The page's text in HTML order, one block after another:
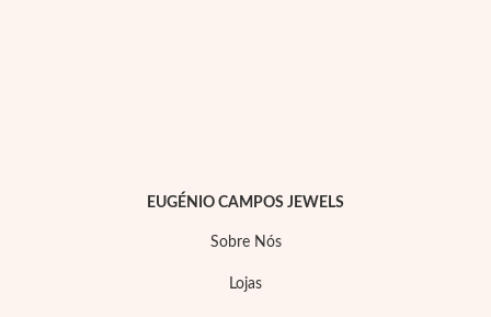
EUGÉNIO CAMPOS JEWELS
Sobre Nós
Lojas